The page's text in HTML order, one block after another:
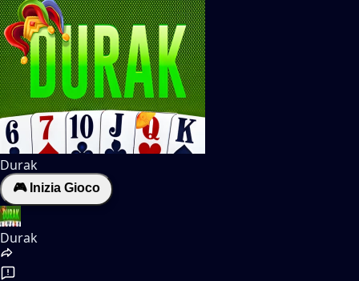
Durak
🎮 Inizia Gioco
Durak